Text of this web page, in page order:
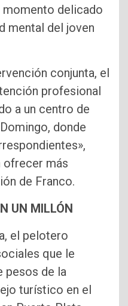
delicado
mental del joven
conjunta, el
profesional
a un centro de
donde
ofrecer más
de Franco.
UN MILLÓN
el pelotero
que le
pesos de la
turístico en el